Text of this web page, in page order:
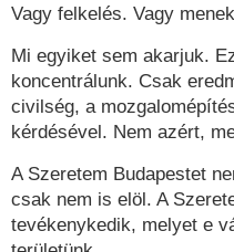
Vagy felkelés. Vagy
Mi egyiket sem akarjuk.
koncentrálunk. Csak
civilség, a
kérdésével. Nem azért,
A Szeretem Budapestet
csak nem is elöl. A
tevékenykedik, melyet e